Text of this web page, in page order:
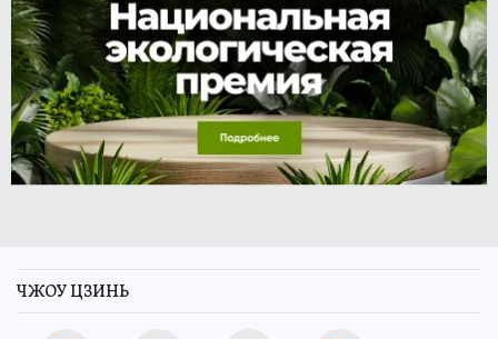
ЧЖОУ ЦЗИНЬ